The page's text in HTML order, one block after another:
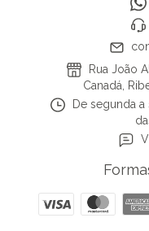
Rua João
Canadá,
De segunda a